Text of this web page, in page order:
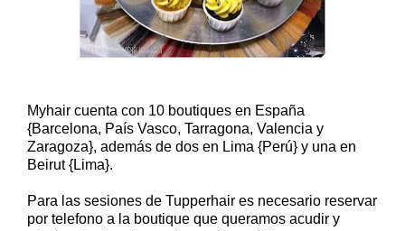
Myhair cuenta con 10 boutiques en España
{Barcelona, País Vasco, Tarragona, Valencia y
Zaragoza}, además de dos en Lima {Perú} y una en
Beirut {Lima}.
Para las sesiones de Tupperhair es necesario reservar
por telefono a la boutique que queramos acudir y